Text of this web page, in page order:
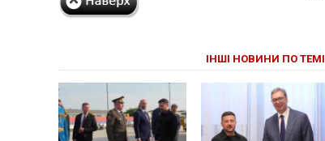
ІНШІ НОВИНИ ПО ТЕМІ